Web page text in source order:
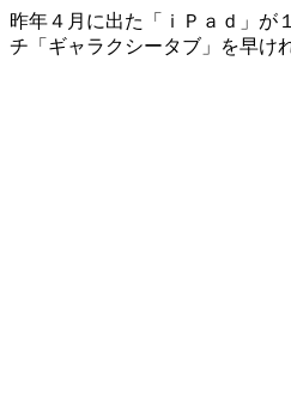
昨年４月に出た「ｉＰａｄ」が
チ「ギャラクシータブ」を早け